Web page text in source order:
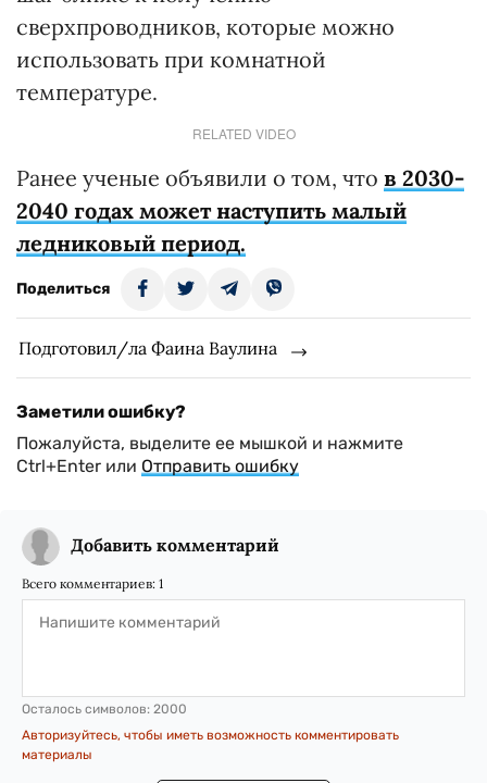
сверхпроводников, которые можно
использовать при комнатной
температуре.
RELATED VIDEO
Ранее ученые объявили о том, что в 2030-
2040 годах может наступить малый
ледниковый период.
Поделиться
Подготовил/ла Фаина Ваулина
Заметили ошибку?
Пожалуйста, выделите ее мышкой и нажмите
Ctrl+Enter или Отправить ошибку
Добавить комментарий
Всего комментариев: 1
Осталось символов: 2000
Авторизуйтесь, чтобы иметь возможность комментировать
материалы